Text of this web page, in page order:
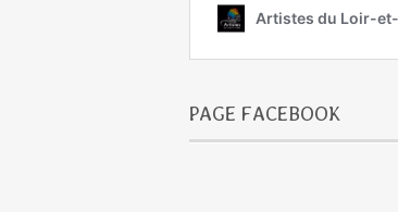
PAGE FACEBOOK